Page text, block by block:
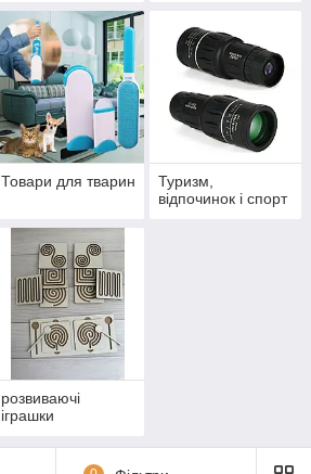
Товари для тварин
Туризм,
відпочинок і спорт
розвиваючі
іграшки